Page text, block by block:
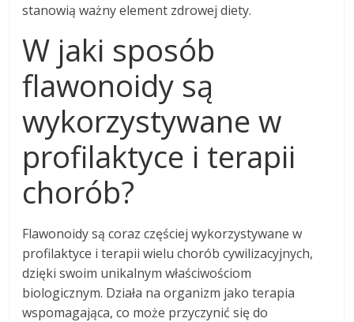
stanowią ważny element zdrowej diety.
W jaki sposób
flawonoidy są
wykorzystywane w
profilaktyce i terapii
chorób?
Flawonoidy są coraz częściej wykorzystywane w
profilaktyce i terapii wielu chorób cywilizacyjnych,
dzięki swoim unikalnym właściwościom
biologicznym. Działa na organizm jako terapia
wspomagająca, co może przyczynić się do